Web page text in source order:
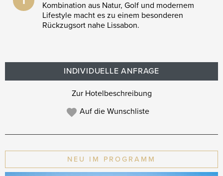
Kombination aus Natur, Golf und modernem
Lifestyle macht es zu einem besonderen
Rückzugsort nahe Lissabon.
INDIVIDUELLE ANFRAGE
Zur Hotelbeschreibung
Auf die Wunschliste
NEU IM PROGRAMM